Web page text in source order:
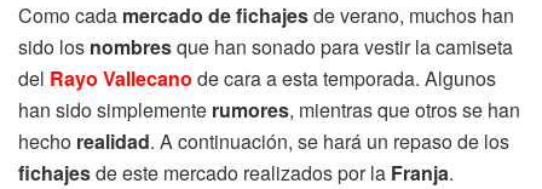
Como cada mercado de fichajesde verano, muchos han
sido los nombresque han sonado para vestir la camiseta
del Rayo Vallecano de cara a esta temporada. Algunos
han sido simplemente rumores, mientras que otros se han
hecho realidad. A continuación, se hará un repaso de los
fichajesde este mercado realizados por la Franja.